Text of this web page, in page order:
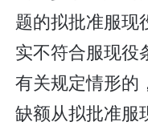
题的拟批准服现
实不符合服现役
有关规定情形的
缺额从拟批准服